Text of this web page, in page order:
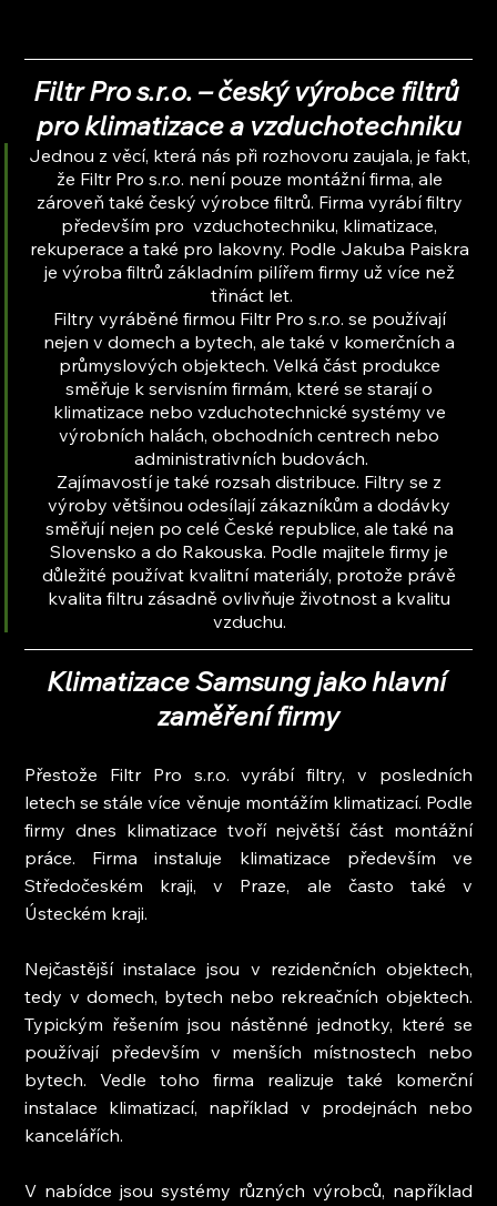
Filtr Pro s.r.o. – český výrobce filtrů
pro klimatizace a vzduchotechniku
Jednou z věcí, která nás při rozhovoru zaujala, je fakt,
že Filtr Pro s.r.o. není pouze montážní firma, ale
zároveň také český výrobce filtrů. Firma vyrábí filtry
především pro  vzduchotechniku, klimatizace,
rekuperace a také pro lakovny. Podle Jakuba Paiskra
je výroba filtrů základním pilířem firmy už více než
třináct let.
Filtry vyráběné firmou Filtr Pro s.r.o. se používají
nejen v domech a bytech, ale také v komerčních a
průmyslových objektech. Velká část produkce
směřuje k servisním firmám, které se starají o
klimatizace nebo vzduchotechnické systémy ve
výrobních halách, obchodních centrech nebo
administrativních budovách.
Zajímavostí je také rozsah distribuce. Filtry se z
výroby většinou odesílají zákazníkům a dodávky
směřují nejen po celé České republice, ale také na
Slovensko a do Rakouska. Podle majitele firmy je
důležité používat kvalitní materiály, protože právě
kvalita filtru zásadně ovlivňuje životnost a kvalitu
vzduchu.
Klimatizace Samsung jako hlavní
zaměření firmy
Přestože Filtr Pro s.r.o. vyrábí filtry, v posledních
letech se stále více věnuje montážím klimatizací. Podle
firmy dnes klimatizace tvoří největší část montážní
práce. Firma instaluje klimatizace především ve
Středočeském kraji, v Praze, ale často také v
Ústeckém kraji.
Nejčastější instalace jsou v rezidenčních objektech,
tedy v domech, bytech nebo rekreačních objektech.
Typickým řešením jsou nástěnné jednotky, které se
používají především v menších místnostech nebo
bytech. Vedle toho firma realizuje také komerční
instalace klimatizací, například v prodejnách nebo
kancelářích.
V nabídce jsou systémy různých výrobců, například